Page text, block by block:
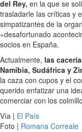
del Rey, en la que se
trasladarle las críticas y
simpatizantes de la
«desafortunado
socios en España.
Actualmente, las
Namibia, Sudáfrica y
la caza con cupos y el
querido enfatizar una
comerciar con los
Vía | El País
Foto | Romana Correale